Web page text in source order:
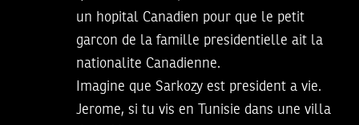
un hopital Canadien pour que le petit
garcon de la famille presidentielle ait la
nationalite Canadienne.
Imagine que Sarkozy est president a vie.
Jerome, si tu vis en Tunisie dans une villa